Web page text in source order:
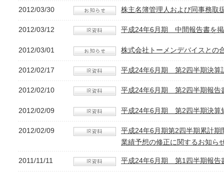
2012/03/30 株主名簿管理人および同事務取
2012/03/12 平成24年6月期 中間報告書を
2012/03/01 株式会社トーメンデバイスとの
2012/02/17 平成24年6月期 第2四半期決算
2012/02/10 平成24年6月期 第2四半期報告
2012/02/09 平成24年6月期 第2四半期決算
2012/02/09
平成24年6月期第2四半期累計
業績予想の修正に関するお知ら
2011/11/11 平成24年6月期 第1四半期報告